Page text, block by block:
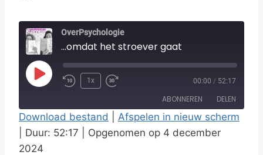
OverPsychologie
...omdat het stroever gaat
P
a
y
E
1x 00:00 / 52:17
ABONNEREN DELEN
RSS FEED
DELEN
Download bestand
Afspelen in nieuw scherm
Duur: 52:17
Opgenomen op 4 december
2024